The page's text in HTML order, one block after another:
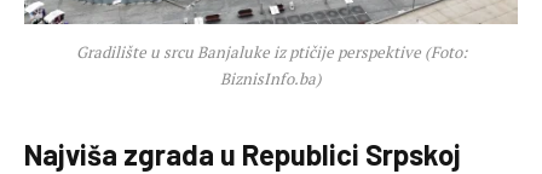
Gradilište u srcu Banjaluke iz ptičije perspektive (Foto:
BiznisInfo.ba)
Najviša zgrada u Republici Srpskoj